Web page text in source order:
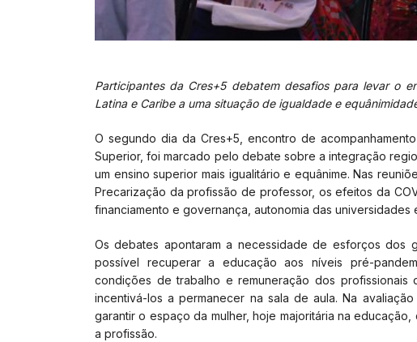
Participantes da Cres+5 debatem desafios para levar o
Latina e Caribe a uma situação de igualdade e
O segundo dia da Cres+5, encontro de
Superior, foi marcado pelo debate sobre a integração
um ensino superior mais igualitário e equânime. Nas
Precarização da profissão de professor, os efeitos da
financiamento e governança, autonomia das
Os debates apontaram a necessidade de esforços
possível recuperar a educação aos níveis pré-
condições de trabalho e remuneração dos
incentivá-los a permanecer na sala de aula. Na
garantir o espaço da mulher, hoje majoritária na
a profissão.